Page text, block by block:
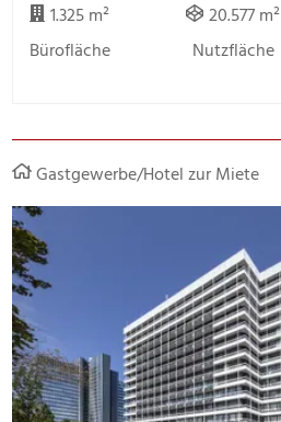
1.325 m²
Bürofläche
20.577 m²
Nutzfläche
Gastgewerbe/Hotel zur Miete